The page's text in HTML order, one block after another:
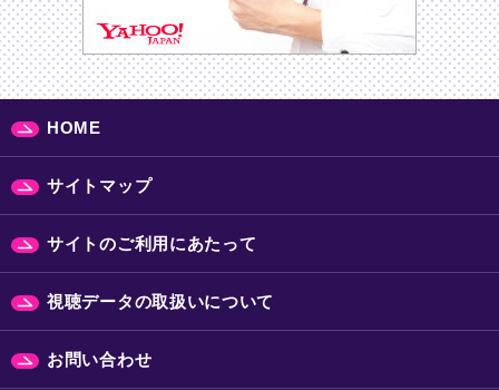
HOME
サイトマップ
サイトのご利用にあたって
視聴データの取扱いについて
お問い合わせ